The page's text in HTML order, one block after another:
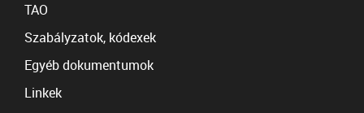
TAO
Szabályzatok, kódexek
Egyéb dokumentumok
Linkek